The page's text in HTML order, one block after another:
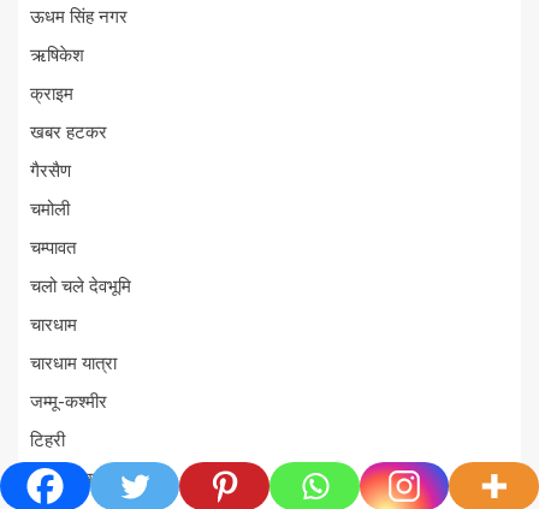
ऊधम सिंह नगर
ऋषिकेश
क्राइम
खबर हटकर
गैरसैण
चमोली
चम्पावत
चलो चले देवभूमि
चारधाम
चारधाम यात्रा
जम्मू-कश्मीर
टिहरी
ट्रेंडिंग खबरें